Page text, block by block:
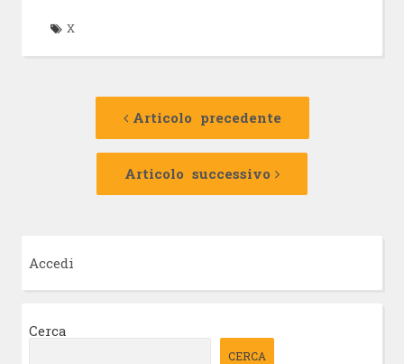
X
Navigazione
Articolo precedente
Articolo
Articolo successivo
Articolo
Accedi
Cerca
CERCA